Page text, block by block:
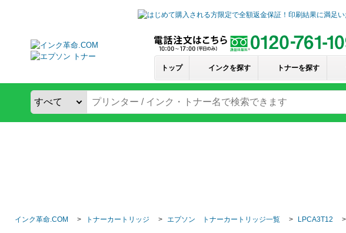
トップ インクを探す トナーを探す
インク革命.COM トナーカートリッジ エプソン トナーカートリッジ一覧 LPCA3T12